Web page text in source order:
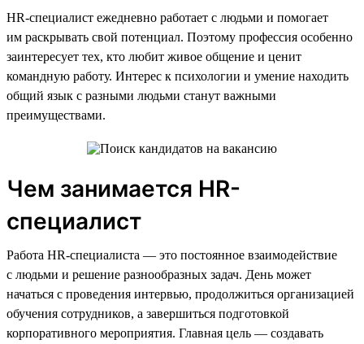
HR-специалист ежедневно работает с людьми и помогает
им раскрывать свой потенциал. Поэтому профессия особенно
заинтересует тех, кто любит живое общение и ценит
командную работу. Интерес к психологии и умение находить
общий язык с разными людьми станут важными
преимуществами.
Чем занимается HR-
специалист
Работа HR-специалиста — это постоянное взаимодействие
с людьми и решение разнообразных задач. День может
начаться с проведения интервью, продолжиться организацией
обучения сотрудников, а завершиться подготовкой
корпоративного мероприятия. Главная цель — создавать